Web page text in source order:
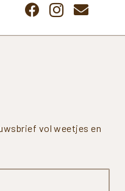
vol weetjes en